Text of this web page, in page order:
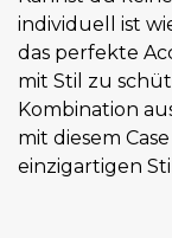
individuell ist
das perfekte
mit Stil zu
Kombination
mit diesem
einzigartigen